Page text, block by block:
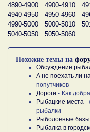
4890-4900
4900-4910
4940-4950
4950-4960
4990-5000
5000-5010
5040-5050
5050-5060
Похожие темы на
Обсуждение
А не поехать ли
попутчиков
Дороги - Как
Рыбацкие места -
рыбалки
Рыболовные
Рыбалка в